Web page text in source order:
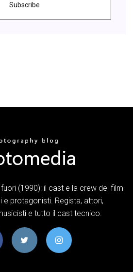
Subscribe
(1990): il cast e la crew del film
e protagonisti. Regista, attori,
e tutto il cast tecnico.